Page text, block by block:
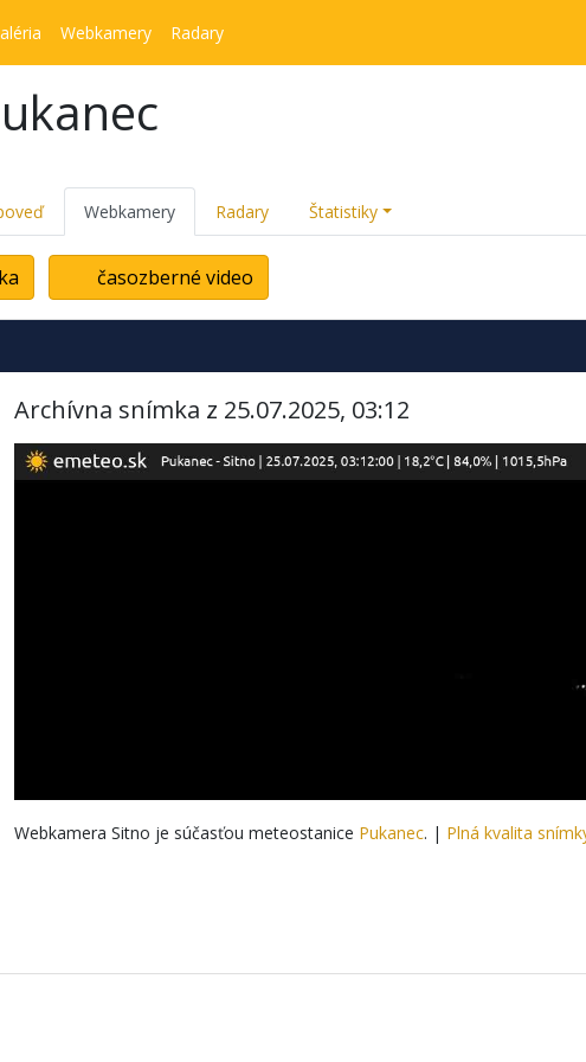
Webkamery Radary
Webkamery Radary Štatistiky
časozberné video
Archívna snímka z 25.07.2025, 03:12
Webkamera Sitno je súčasťou meteostanice Pukanec. | Plná kvalita